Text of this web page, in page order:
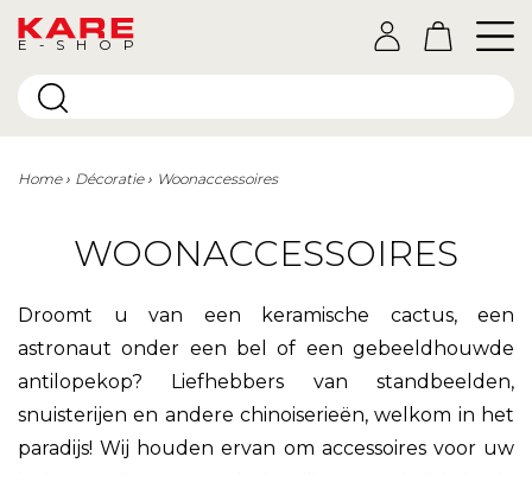
E-SHOP
Home Décoratie Woonaccessoires
WOONACCESSOIRES
Droomt u van een keramische cactus, een
astronaut onder een bel of een gebeeldhouwde
antilopekop? Liefhebbers van standbeelden,
snuisterijen en andere chinoiserieën, welkom in het
paradijs! Wij houden ervan om accessoires voor uw